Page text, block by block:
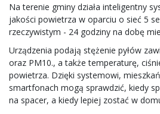
Na terenie gminy działa inteligentny
jakości powietrza w oparciu o sieć 5
rzeczywistym - 24 godziny na dobę
Urządzenia podają stężenie pyłów
oraz PM10., a także temperaturę,
powietrza. Dzięki systemowi,
smartfonach mogą sprawdzić, kiedy
na spacer, a kiedy lepiej zostać w